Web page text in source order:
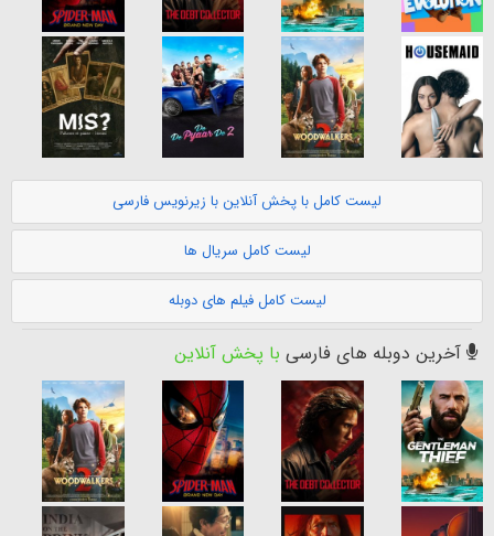
لیست کامل با پخش آنلاین با زیرنویس فارسی
لیست کامل سریال ها
لیست کامل فیلم های دوبله
آخرین دوبله های فارسی با پخش آنلاین